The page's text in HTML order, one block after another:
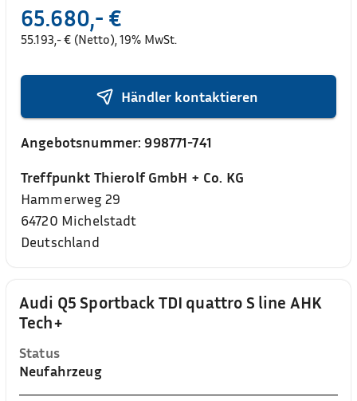
Audi Q5 Sportback TDI quattro S line AHK
Tech+
Status
Neufahrzeug
65.680,- €
55.193,- € (Netto), 19% MwSt.
Händler kontaktieren
Angebotsnummer:998771-741
Treffpunkt Thierolf GmbH + Co. KG
Hammerweg 29
64720 Michelstadt
Deutschland